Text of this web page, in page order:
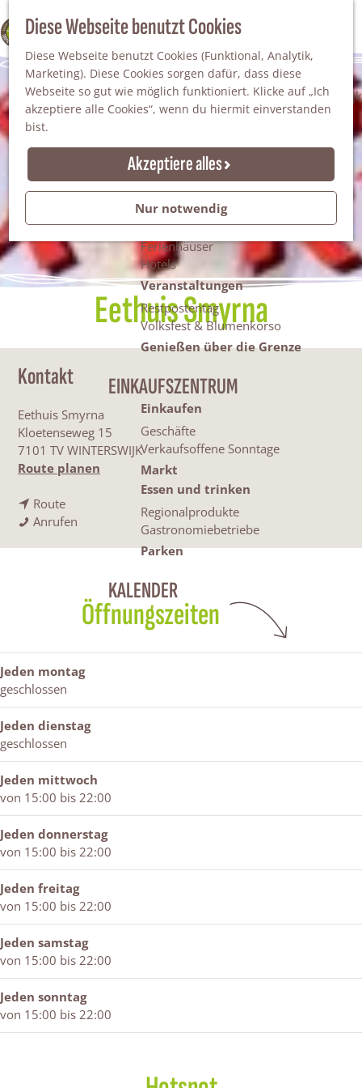
Diese Webseite benutzt Cookies
Diese Webseite benutzt Cookies (Funktional, Analytik,
Marketing). Diese Cookies sorgen dafür, dass diese
Webseite so gut wie möglich funktioniert. Klicke auf „Ich
akzeptiere alle Cookies“, wenn du hiermit einverstanden
bist.
Akzeptiere alles
Nur notwendig
100% WINTERSWIJK
S
u
c
h
e
n
M
e
n
ü
Da staunt man!
Freiheitsbäume
Natur
Naturgebiete
Nationaler Landschaftspark Winterswijk
Der Steingrube
Gärten & Parks
Übernachten
Campingplätze & Ferienparks
Gruppenunterkünfte
Bed & Breakfasts
Ferienhäuser
Hotels
Veranstaltungen
Restpostentag
Volksfest & Blumenkorso
Genießen über die Grenze
EINKAUFSZENTRUM
Einkaufen
Geschäfte
Verkaufsoffene Sonntage
Markt
Essen und trinken
Regionalprodukte
Gastronomiebetriebe
Parken
KALENDER
Eethuis Smyrna
Kontakt
Eethuis Smyrna
Kloetenseweg 15
7101 TV WINTERSWIJK
Route planen
i
s
Routeb
i
S
m
r
n
Anrufen
y
a
Öffnungszeiten
Jeden montag
geschlossen
Jeden dienstag
geschlossen
Jeden mittwoch
von 15:00 bis 22:00
Jeden donnerstag
von 15:00 bis 22:00
Jeden freitag
von 15:00 bis 22:00
Jeden samstag
von 15:00 bis 22:00
Jeden sonntag
von 15:00 bis 22:00